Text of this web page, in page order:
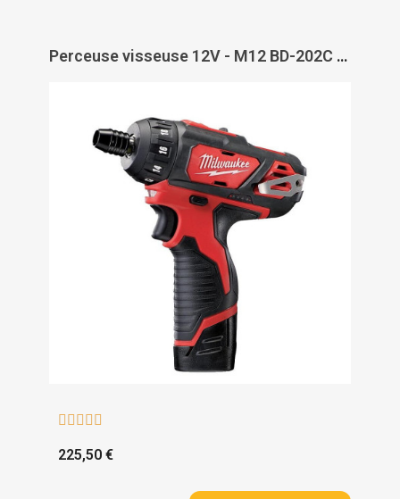
Perceuse visseuse 12V - M12 BD-202C - MILWAUKEE
    
225,50 €